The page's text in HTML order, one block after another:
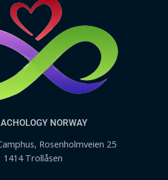
NORWAY
Rosenholmveien 25
1414 Trollåsen